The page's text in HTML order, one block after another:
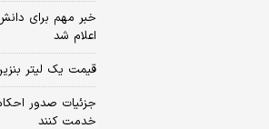
خبر مهم برای
اعلام شد
قیمت یک لیتر
خدمت کنند